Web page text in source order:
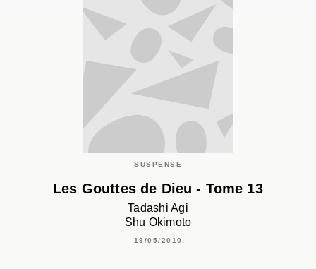
SUSPENSE
Les Gouttes de Dieu - Tome 13
Tadashi Agi
Shu Okimoto
19/05/2010